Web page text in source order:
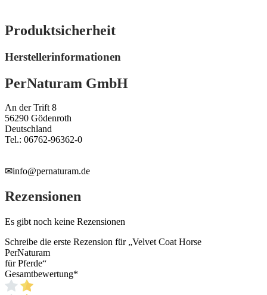
Produktsicherheit
Herstellerinformationen
PerNaturam GmbH
An der Trift 8
56290 Gödenroth
Deutschland
Tel.: 06762-96362-0
✉info@pernaturam.de
Rezensionen
Es gibt noch keine Rezensionen
Schreibe die erste Rezension für „Velvet Coat Horse
PerNaturam
für Pferde“
Gesamtbewertung*